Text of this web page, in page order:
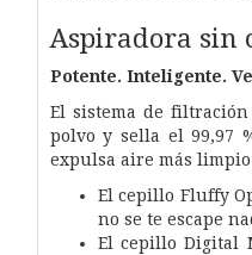
Aspiradora sin
Potente. Inteligente.
El sistema de
polvo y sella el 99,97
expulsa aire más
El cepillo Fluffy
no se te escape
El cepillo Digital